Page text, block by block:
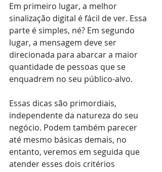
Em primeiro lugar, a melhor
sinalização digital é fácil de ver. Essa
parte é simples, né? Em segundo
lugar, a mensagem deve ser
direcionada para abarcar a maior
quantidade de pessoas que se
enquadrem no seu público-alvo.
Essas dicas são primordiais,
independente da natureza do seu
negócio. Podem também parecer
até mesmo básicas demais, no
entanto, veremos em seguida que
atender esses dois critérios